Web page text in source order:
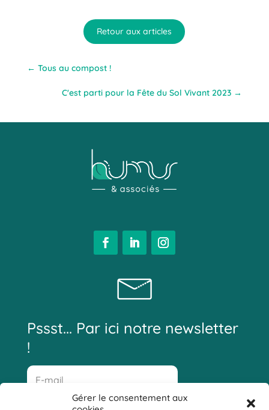
Gérer le consentement aux
Retour aux articles
← Tous au compost !
C'est parti pour la Fête du Sol Vivant 2023 →
Pssst... Par ici notre newsletter
!